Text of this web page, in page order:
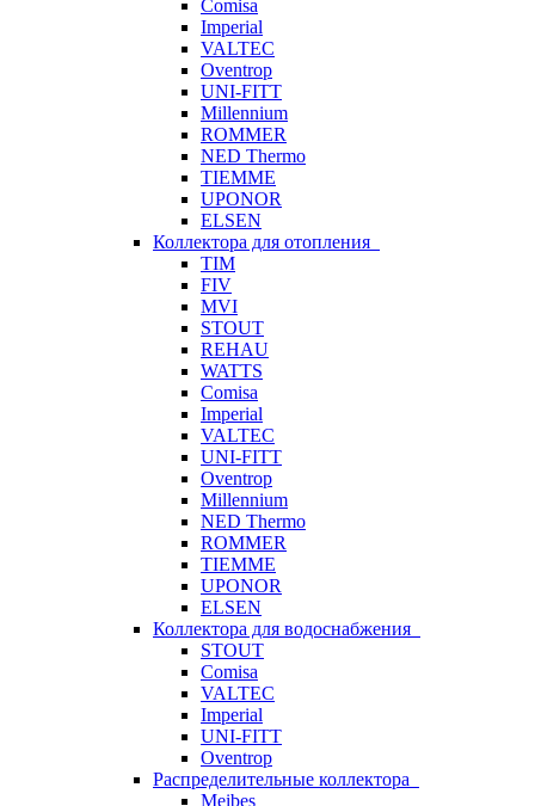
Comisa
Imperial
VALTEC
Oventrop
UNI-FITT
Millennium
ROMMER
NED Thermo
TIEMME
UPONOR
ELSEN
Коллектора для отопления
TIM
FIV
MVI
STOUT
REHAU
WATTS
Comisa
Imperial
VALTEC
UNI-FITT
Oventrop
Millennium
NED Thermo
ROMMER
TIEMME
UPONOR
ELSEN
Коллектора для водоснабжения
STOUT
Comisa
VALTEC
Imperial
UNI-FITT
Oventrop
Распределительные коллектора
Meibes